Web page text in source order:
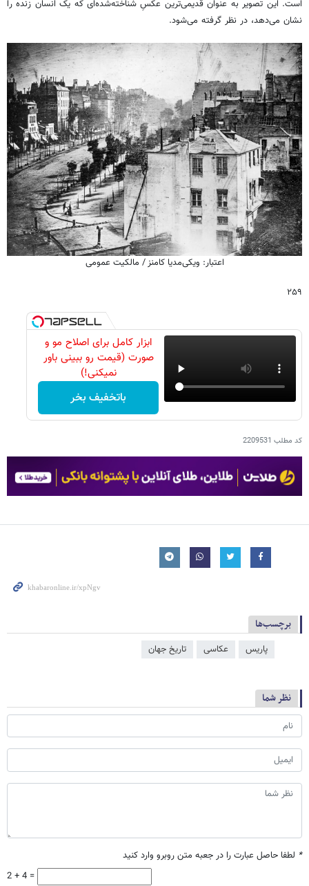
است. این تصویر به‌ عنوان قدیمی‌ترین عکسِ شناخته‌شده‌ای که یک انسان زنده را
نشان می‌دهد، در نظر گرفته می‌شود.
اعتبار: ویکی‌مدیا کامنز / مالکیت عمومی
۲۵۹
ابزار کامل برای اصلاح مو و
صورت (قیمت رو ببینی باور
نمیکنی!)
باتخفیف بخر
کد مطلب 2209531
برچسب‌ها
پاریس عکاسی تاریخ جهان
نظر شما
* لطفا حاصل عبارت را در جعبه متن روبرو وارد کنید
2 + 4 =